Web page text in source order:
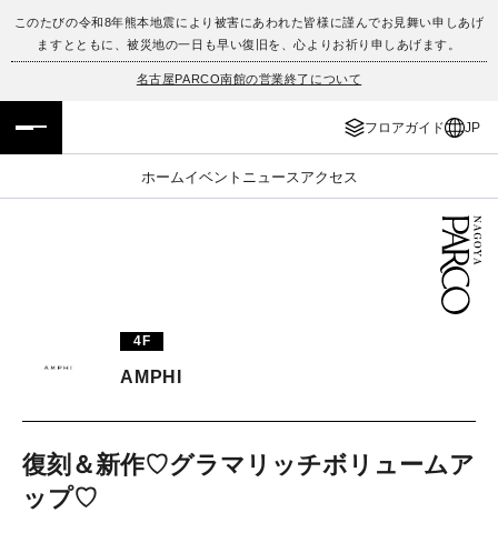
このたびの令和8年熊本地震により被害にあわれた皆様に謹んでお見舞い申しあげ
ますとともに、被災地の一日も早い復旧を、心よりお祈り申しあげます。
名古屋PARCO南館の営業終了について
フロアガイド JP
ホームイベント ニュース アクセス
フロアガイド
イベント・ポップアップ
TAX FREE
JP
ENGLISH
4F
AMPHI
復刻＆新作♡グラマリッチボリュームア
ップ♡